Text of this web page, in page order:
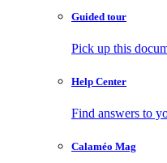
Guided tour
Pick up this
Help Center
Find answers to
Calaméo Mag